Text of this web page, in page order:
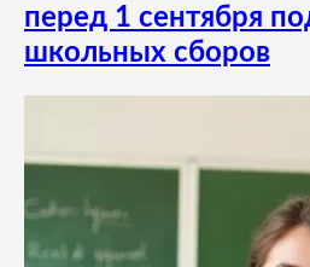
перед 1 сентября
школьных сборов